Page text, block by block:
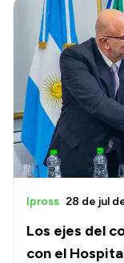
Los ejes del
con el
Ipross 28 de jul